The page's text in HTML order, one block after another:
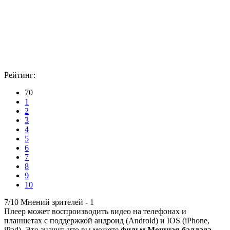
Рейтинг:
70
1
2
3
4
5
6
7
8
9
10
7/10 Мнений зрителей - 1
Плеер может воспроизводить видео на телефонах и
планшетах с поддержкой андроид (Android) и IOS (iPhone,